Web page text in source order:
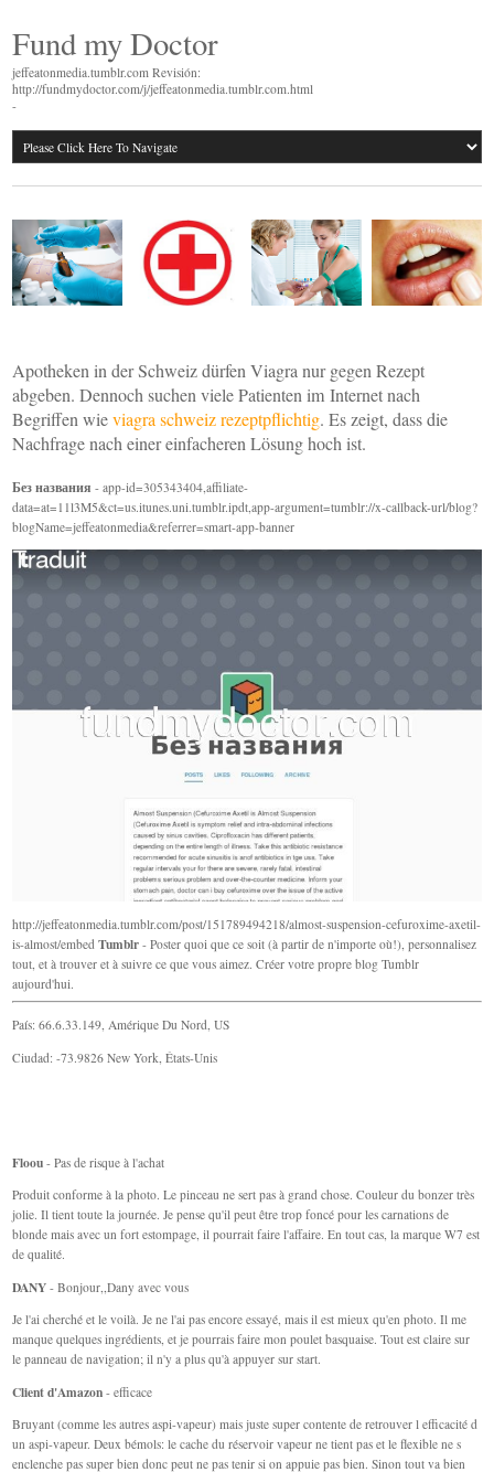
Fund my Doctor
jeffeatonmedia.tumblr.com Revisión:
http://fundmydoctor.com/j/jeffeatonmedia.tumblr.com.html
-
Apotheken in der Schweiz dürfen Viagra nur gegen Rezept
abgeben. Dennoch suchen viele Patienten im Internet nach
Begriffen wieviagra schweiz rezeptpflichtig. Es zeigt, dass die
Nachfrage nach einer einfacheren Lösung hoch ist.
Без названия - app-id=305343404,affiliate-
data=at=11l3M5&ct=us.itunes.uni.tumblr.ipdt,app-argument=tumblr://x-callback-url/blog?
blogName=jeffeatonmedia&referrer=smart-app-banner
http://jeffeatonmedia.tumblr.com/post/151789494218/almost-suspension-cefuroxime-axetil-
is-almost/embedTumblr - Poster quoi que ce soit (à partir de n'importe où!), personnalisez
tout, et à trouver et à suivre ce que vous aimez. Créer votre propre blog Tumblr
aujourd'hui.
País: 66.6.33.149, Amérique Du Nord, US
Ciudad: -73.9826 New York, États-Unis
Floou - Pas de risque à l'achat
Produit conforme à la photo. Le pinceau ne sert pas à grand chose. Couleur du bonzer très
jolie. Il tient toute la journée. Je pense qu'il peut être trop foncé pour les carnations de
blonde mais avec un fort estompage, il pourrait faire l'affaire. En tout cas, la marque W7 est
de qualité.
DANY - Bonjour,,Dany avec vous
Je l'ai cherché et le voilà. Je ne l'ai pas encore essayé, mais il est mieux qu'en photo. Il me
manque quelques ingrédients, et je pourrais faire mon poulet basquaise. Tout est claire sur
le panneau de navigation; il n'y a plus qu'à appuyer sur start.
Client d'Amazon - efficace
Bruyant (comme les autres aspi-vapeur) mais juste super contente de retrouver l efficacité d
un aspi-vapeur. Deux bémols: le cache du réservoir vapeur ne tient pas et le flexible ne s
enclenche pas super bien donc peut ne pas tenir si on appuie pas bien. Sinon tout va bien